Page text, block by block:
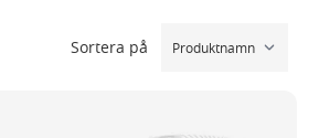
Sortera på